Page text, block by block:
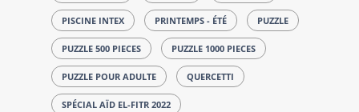
PISCINE INTEX PRINTEMPS - ÉTÉ PUZZLE
PUZZLE 500 PIECES PUZZLE 1000 PIECES
PUZZLE POUR ADULTE QUERCETTI
SPÉCIAL AÏD EL-FITR 2022